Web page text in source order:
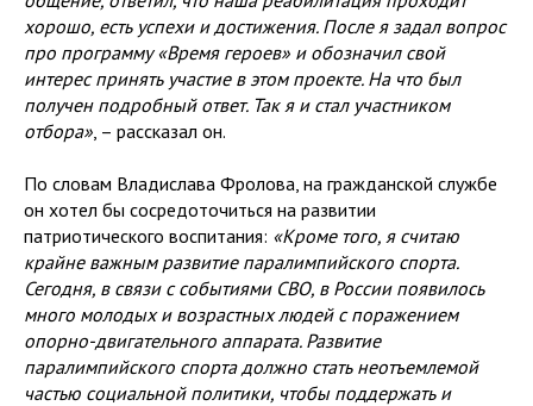
хорошо, есть успехи и достижения. После я задал вопрос
про программу «Время героев» и обозначил свой
интерес принять участие в этом проекте. На что был
получен подробный ответ. Так я и стал участником
отбора», – рассказал он.
По словам Владислава Фролова, на гражданской службе
он хотел бы сосредоточиться на развитии
патриотического воспитания: «Кроме того, я считаю
крайне важным развитие паралимпийского спорта.
Сегодня, в связи с событиями СВО, в России появилось
много молодых и возрастных людей с поражением
опорно-двигательного аппарата. Развитие
паралимпийского спорта должно стать неотъемлемой
частью социальной политики, чтобы поддержать и